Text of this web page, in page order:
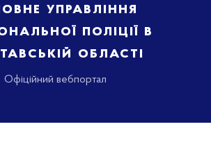
управління
поліції в
області
Офіційний вебпортал